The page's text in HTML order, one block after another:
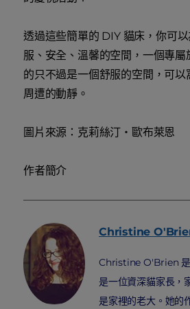
透過這些簡單的 DIY 貓床，你可
服、安全、溫馨的空間，一個專屬
的只不過是一個舒服的空間，可以
周遭的動靜。
圖片來源：克莉絲汀‧歐布萊恩
作者簡介
Christine
Christine O'Brien
是一位資深貓家長，
是家裡的老大。她的